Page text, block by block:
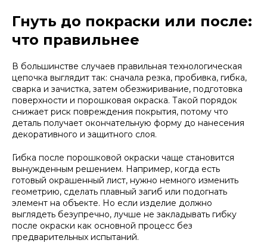
Гнуть до покраски или после:
что правильнее
В большинстве случаев правильная технологическая
цепочка выглядит так: сначала резка, пробивка, гибка,
сварка и зачистка, затем обезжиривание, подготовка
поверхности и порошковая окраска. Такой порядок
снижает риск повреждения покрытия, потому что
деталь получает окончательную форму до нанесения
декоративного и защитного слоя.
Гибка после порошковой окраски чаще становится
вынужденным решением. Например, когда есть
готовый окрашенный лист, нужно немного изменить
геометрию, сделать плавный загиб или подогнать
элемент на объекте. Но если изделие должно
выглядеть безупречно, лучше не закладывать гибку
после окраски как основной процесс без
предварительных испытаний.